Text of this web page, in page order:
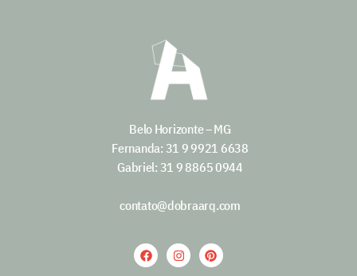
Belo Horizonte – MG
Fernanda: 31 9 9921 6638
Gabriel: 31 9 8865 0944
contato@dobraarq.com